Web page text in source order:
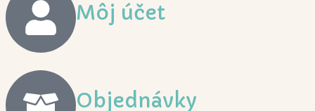
Môj účet
Objednávky